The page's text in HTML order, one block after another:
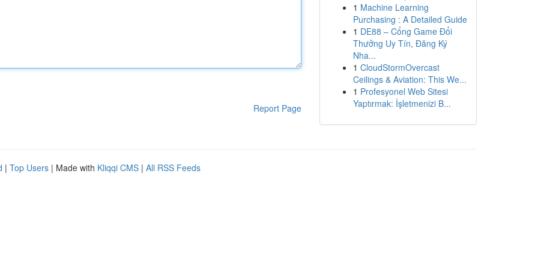
Report Page
1 Machine Learning
Purchasing : A Detailed Guide
1 DE88 – Cổng Game Đổi
Thưởng Uy Tín, Đăng Ký
Nha...
1 CloudStormOvercast
Ceilings & Aviation: This We...
1 Profesyonel Web Sitesi
Yaptırmak: İşletmenizi B...
| Top Users | Made with Kliqqi CMS | All RSS Feeds